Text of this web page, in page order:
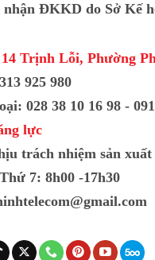
nhận ĐKKD do Sở Kế
14 Trịnh Lỗi, Phường
925 980
028 38 10 16 98 -
lực
trách nhiệm sản
7: 8h00 -17h30